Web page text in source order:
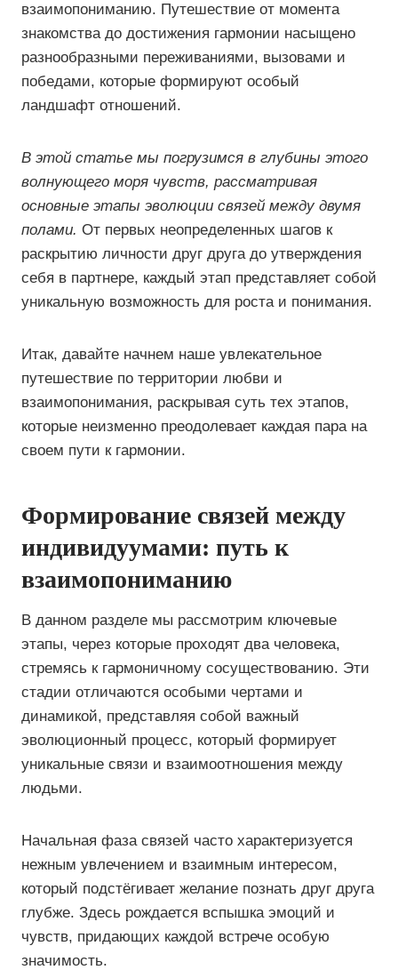
взаимопониманию. Путешествие от момента
знакомства до достижения гармонии насыщено
разнообразными переживаниями, вызовами и
победами, которые формируют особый
ландшафт отношений.
В этой статье мы погрузимся в глубины этого
волнующего моря чувств, рассматривая
основные этапы эволюции связей между двумя
полами. От первых неопределенных шагов к
раскрытию личности друг друга до утверждения
себя в партнере, каждый этап представляет собой
уникальную возможность для роста и понимания.
Итак, давайте начнем наше увлекательное
путешествие по территории любви и
взаимопонимания, раскрывая суть тех этапов,
которые неизменно преодолевает каждая пара на
своем пути к гармонии.
Формирование связей между
индивидуумами: путь к
взаимопониманию
В данном разделе мы рассмотрим ключевые
этапы, через которые проходят два человека,
стремясь к гармоничному сосуществованию. Эти
стадии отличаются особыми чертами и
динамикой, представляя собой важный
эволюционный процесс, который формирует
уникальные связи и взаимоотношения между
людьми.
Начальная фаза связей часто характеризуется
нежным увлечением и взаимным интересом,
который подстёгивает желание познать друг друга
глубже. Здесь рождается вспышка эмоций и
чувств, придающих каждой встрече особую
значимость.